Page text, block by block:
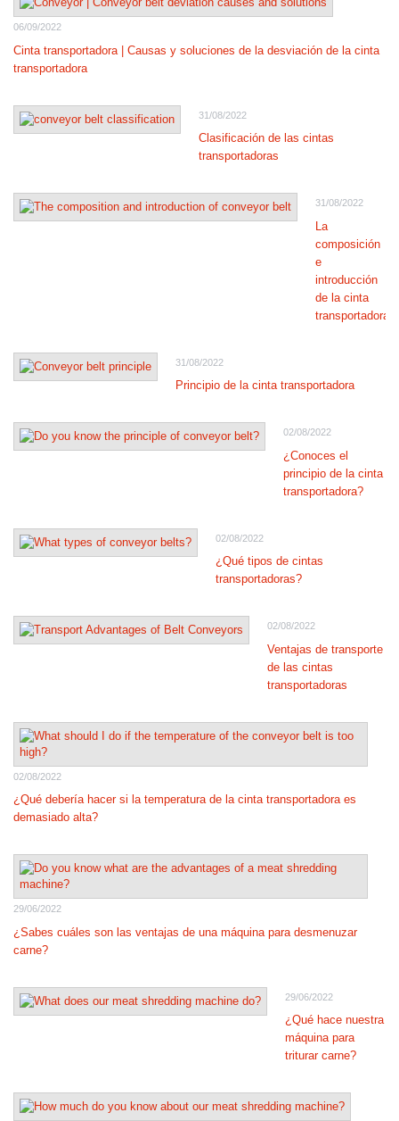
06/09/2022
Cinta transportadora | Causas y soluciones de la desviación de la cinta
transportadora
31/08/2022
Clasificación de las cintas
transportadoras
31/08/2022
La
composición
e
introducción
de la cinta
transportadora
31/08/2022
Principio de la cinta transportadora
02/08/2022
¿Conoces el
principio de la cinta
transportadora?
02/08/2022
¿Qué tipos de cintas
transportadoras?
02/08/2022
Ventajas de transporte
de las cintas
transportadoras
02/08/2022
¿Qué debería hacer si la temperatura de la cinta transportadora es
demasiado alta?
29/06/2022
¿Sabes cuáles son las ventajas de una máquina para desmenuzar
carne?
29/06/2022
¿Qué hace nuestra
máquina para
triturar carne?